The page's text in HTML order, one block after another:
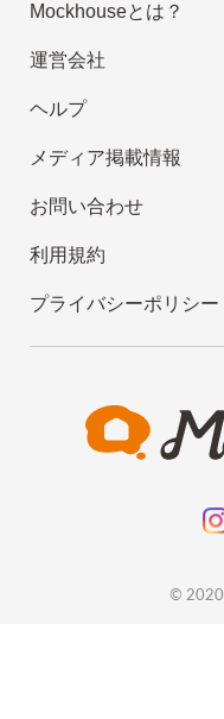
Mockhouseとは？
運営会社
ヘルプ
メディア掲載情報
お問い合わせ
利用規約
プライバシーポリシー
© 2020